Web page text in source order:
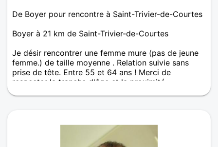
De Boyer pour rencontre à Saint-Trivier-de-Courtes
Boyer à 21 km de Saint-Trivier-de-Courtes
Je désir rencontrer une femme mure (pas de jeune
femme.) de taille moyenne . Relation suivie sans
prise de tête. Entre 55 et 64 ans ! Merci de
respecter la tranche d'âge et la proximité.